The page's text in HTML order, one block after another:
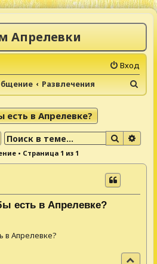
Апрелевки
Вход
Развлечения
о
к
есть в Апрелевке?
Поиск
• Страница 1 из 1
есть в Апрелевке?
в Апрелевке?